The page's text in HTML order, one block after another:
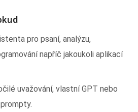
pro psaní, analýzu,
napříč jakoukoli aplikací
uvažování, vlastní GPT nebo